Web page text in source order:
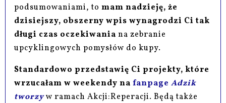
podsumowaniami, tomam nadzieję, że
dzisiejszy, obszerny wpis wynagrodzi Ci tak
długi czas oczekiwania na zebranie
upcyklingowych pomysłów do kupy.
Standardowo przedstawię Ci projekty, które
wrzucałam w weekendy nafanpageAdzik
tworzyw ramach Akcji:Reperacji. Będą także